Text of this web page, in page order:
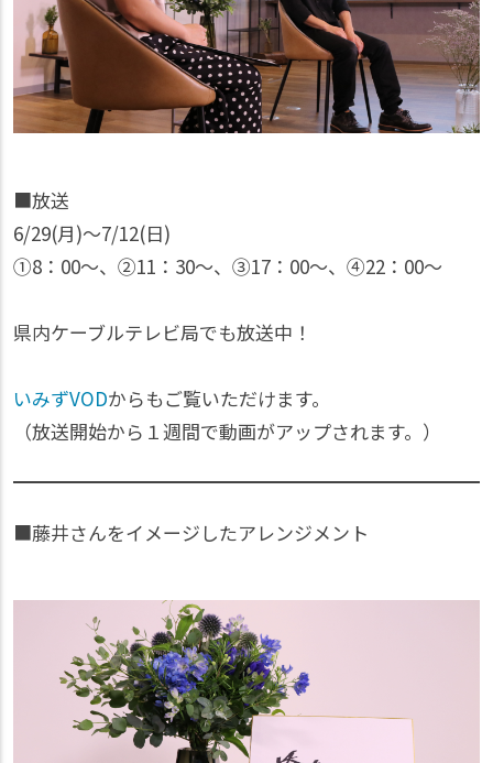
■放送
6/29(月)～7/12(日)
①8：00～、②11：30～、③17：00～、④22：00～
県内ケーブルテレビ局でも放送中！
いみずVODからもご覧いただけます。
（放送開始から１週間で動画がアップされます。）
■藤井さんをイメージしたアレンジメント